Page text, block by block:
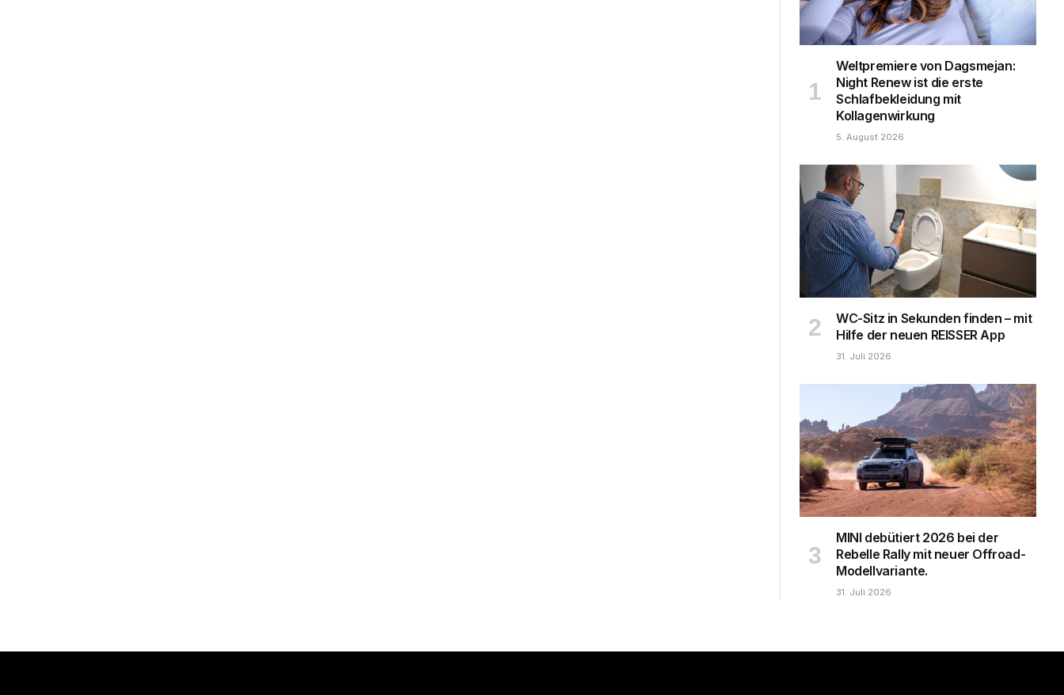
Weltpremiere von Dagsmejan:
Night Renew ist die erste
Schlafbekleidung mit
Kollagenwirkung
5. August 2026
WC-Sitz in Sekunden finden – mit
Hilfe der neuen REISSER App
31. Juli 2026
MINI debütiert 2026 bei der
Rebelle Rally mit neuer Offroad-
Modellvariante.
31. Juli 2026